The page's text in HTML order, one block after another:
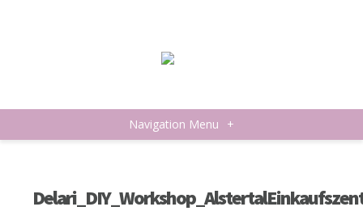
Navigation Menu +